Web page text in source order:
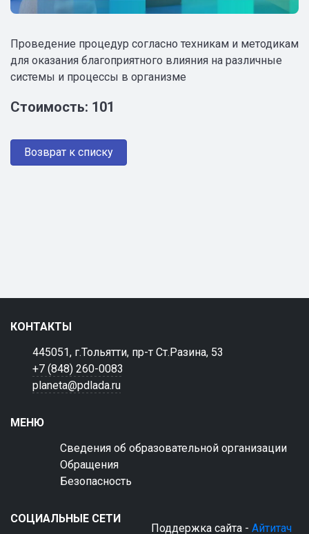
Проведение процедур согласно техникам и методикам
для оказания благоприятного влияния на различные
системы и процессы в организме
Стоимость: 101
Возврат к списку
КОНТАКТЫ
445051, г.Тольятти, пр-т Ст.Разина, 53
+7 (848) 260-0083
planeta@pdlada.ru
МЕНЮ
Сведения об образовательной организации
Обращения
Безопасность
СОЦИАЛЬНЫЕ СЕТИ
Поддержка сайта - Айтитач